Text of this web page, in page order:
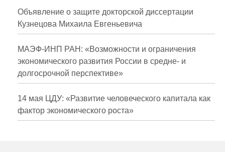
Публикации
Научная жизнь
Издания
Проблемы прогнозирования
О журнале
Объявление о защите докторской диссертации
Кузнецова Михаила Евгеньевича
МАЭФ-ИНП РАН: «Возможности и ограничения
экономического развития России в средне- и
долгосрочной перспективе»
14 мая ЦДУ: «Развитие человеческого капитала как
фактор экономического роста»